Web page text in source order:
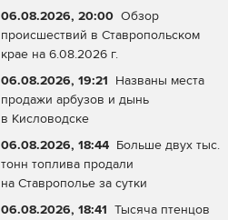
06.08.2026, 20:00 Обзор
происшествий в Ставропольском
крае на 6.08.2026 г.
06.08.2026, 19:21 Названы места
продажи арбузов и дынь
в Кисловодске
06.08.2026, 18:44 Больше двух тыс.
тонн топлива продали
на Ставрополье за сутки
06.08.2026, 18:41 Тысяча птенцов